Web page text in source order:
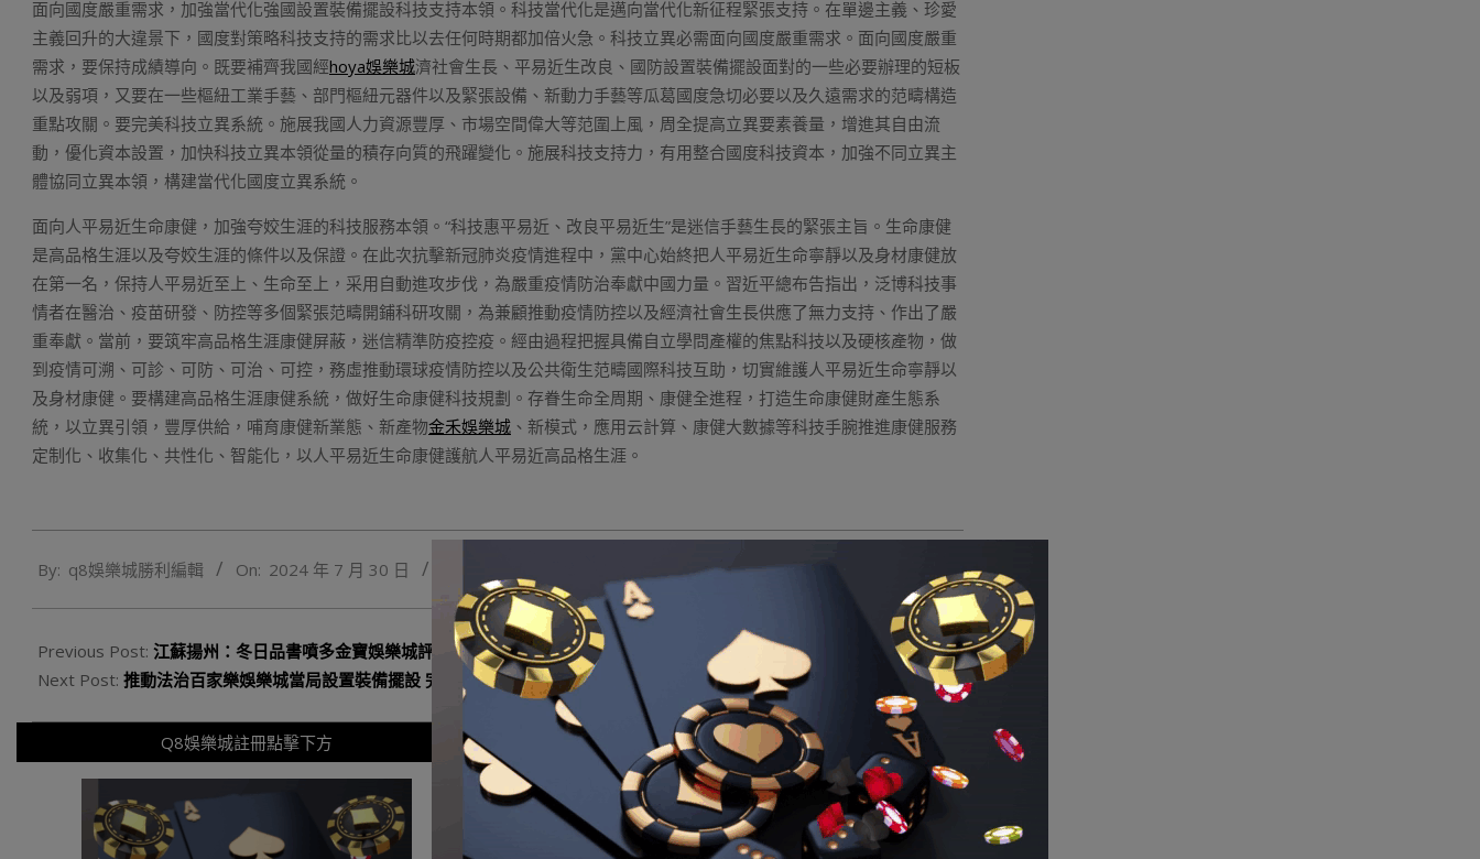
面向國度嚴重需求，加強當代化強國設置裝備擺設科技支持本領。科技當代化是邁向當代化新征程緊張支持。在單邊主義、珍愛
主義回升的大違景下，國度對策略科技支持的需求比以去任何時期都加倍火急。科技立異必需面向國度嚴重需求。面向國度嚴重
需求，要保持成績導向。既要補齊我國經hoya娛樂城濟社會生長、平易近生改良、國防設置裝備擺設面對的一些必要辦理的短板
以及弱項，又要在一些樞紐工業手藝、部門樞紐元器件以及緊張設備、新動力手藝等瓜葛國度急切必要以及久遠需求的范疇構造
重點攻關。要完美科技立異系統。施展我國人力資源豐厚、市場空間偉大等范圍上風，周全提高立異要素養量，增進其自由流
動，優化資本設置，加快科技立異本領從量的積存向質的飛躍變化。施展科技支持力，有用整合國度科技資本，加強不同立異主
體協同立異本領，構建當代化國度立異系統。
面向人平易近生命康健，加強夸姣生涯的科技服務本領。“科技惠平易近、改良平易近生”是迷信手藝生長的緊張主旨。生命康健
是高品格生涯以及夸姣生涯的條件以及保證。在此次抗擊新冠肺炎疫情進程中，黨中心始終把人平易近生命寧靜以及身材康健放
在第一名，保持人平易近至上、生命至上，采用自動進攻步伐，為嚴重疫情防治奉獻中國力量。習近平總布告指出，泛博科技事
情者在醫治、疫苗研發、防控等多個緊張范疇開鋪科研攻關，為兼顧推動疫情防控以及經濟社會生長供應了無力支持、作出了嚴
重奉獻。當前，要筑牢高品格生涯康健屏蔽，迷信精準防疫控疫。經由過程把握具備自立學問產權的焦點科技以及硬核產物，做
到疫情可溯、可診、可防、可治、可控，務虛推動環球疫情防控以及公共衛生范疇國際科技互助，切實維護人平易近生命寧靜以
及身材康健。要構建高品格生涯康健系統，做好生命康健科技規劃。存眷生命全周期、康健全進程，打造生命康健財產生態系
統，以立異引領，豐厚供給，哺育康健新業態、新產物金禾娛樂城 、新模式，應用云計算、康健大數據等科技手腕推進康健服務
定制化、收集化、共性化、智能化，以人平易近生命康健護航人平易近高品格生涯。
07-
By: q8娛樂城勝利編輯 On: 2024 年 7 月 30 日 完美娛樂城
Previous Post: 江蘇揚州：冬日品書噴多金寶娛樂城評價 鼻“充電”取暖和兩不誤
Next Post: 推動法治百家樂娛樂城當局設置裝備擺設 完美當局管理系統
Q8娛樂城註冊點擊下方